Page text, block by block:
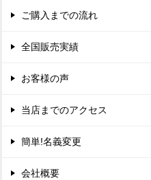
ご購入までの流れ
全国販売実績
お客様の声
当店までのアクセス
簡単!名義変更
会社概要